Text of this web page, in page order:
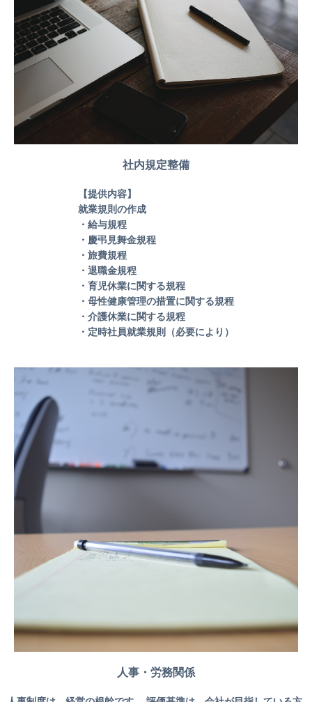
社内規定整備
【提供内容】
就業規則の作成
・給与規程
・慶弔見舞金規程
・旅費規程
・退職金規程
・育児休業に関する規程
・母性健康管理の措置に関する規程
・介護休業に関する規程
・定時社員就業規則（必要により）
人事・労務関係